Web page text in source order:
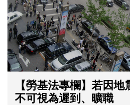
【勞基法專欄】若因地
不可視為遲到、曠職